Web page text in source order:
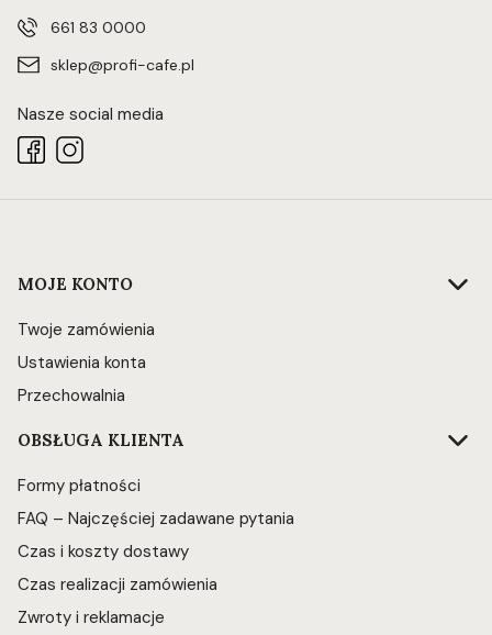
661 83 0000
sklep@profi-cafe.pl
Nasze social media
Linki w stopce
MOJE KONTO
Twoje zamówienia
Ustawienia konta
Przechowalnia
OBSŁUGA KLIENTA
Formy płatności
FAQ – Najczęściej zadawane pytania
Czas i koszty dostawy
Czas realizacji zamówienia
Zwroty i reklamacje